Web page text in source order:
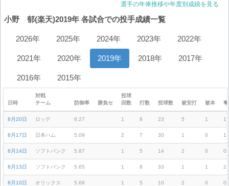
選手の年俸推移や年度別成績を見る
小野 郁(楽天)2019年 各試合での投手成績一覧
2026年 2025年 2024年 2023年 2022年
2021年 2020年 2019年 2018年 2017年
2016年 2015年
日時
対戦
チーム
防御率 勝負セ
投球
回数
打数 投球数 被安打 被本
8月20日 ロッテ 6.27 1 8 23 5 1 1
8月17日 日本ハム 5.09 2 7 30 1 0 1
8月14日 ソフトバンク 5.87 1 5 14 2 0 0
8月13日 ソフトバンク 5.65 1 8 33 1 1 2
8月10日 オリックス 5.68 1 5 10 2 0 0